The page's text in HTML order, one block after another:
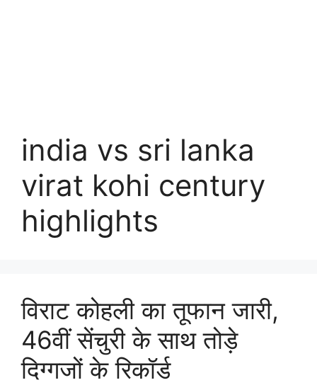
india vs sri lanka
virat kohi century
highlights
विराट कोहली का तूफान जारी,
46वीं सेंचुरी के साथ तोड़े
दिग्गजों के रिकॉर्ड